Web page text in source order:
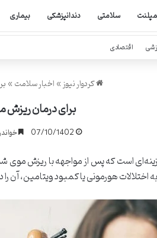
سلامتی دندانپزشکی بیماری
اقتصادی
کردوار نیوز»اخبار سلامت»
برای درمان ریزش
07/10/1402 خواندن
است که پس از مواجهه با ریزش موی
هورمونی یا کمبود ویتامین، آن را